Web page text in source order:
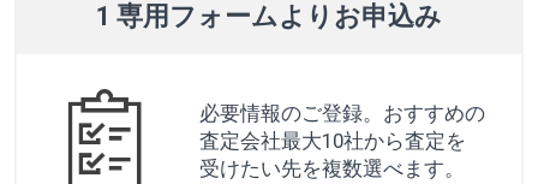
1 専用フォームよりお申込み
必要情報のご登録。おすすめの
査定会社最大10社から査定を
受けたい先を複数選べます。